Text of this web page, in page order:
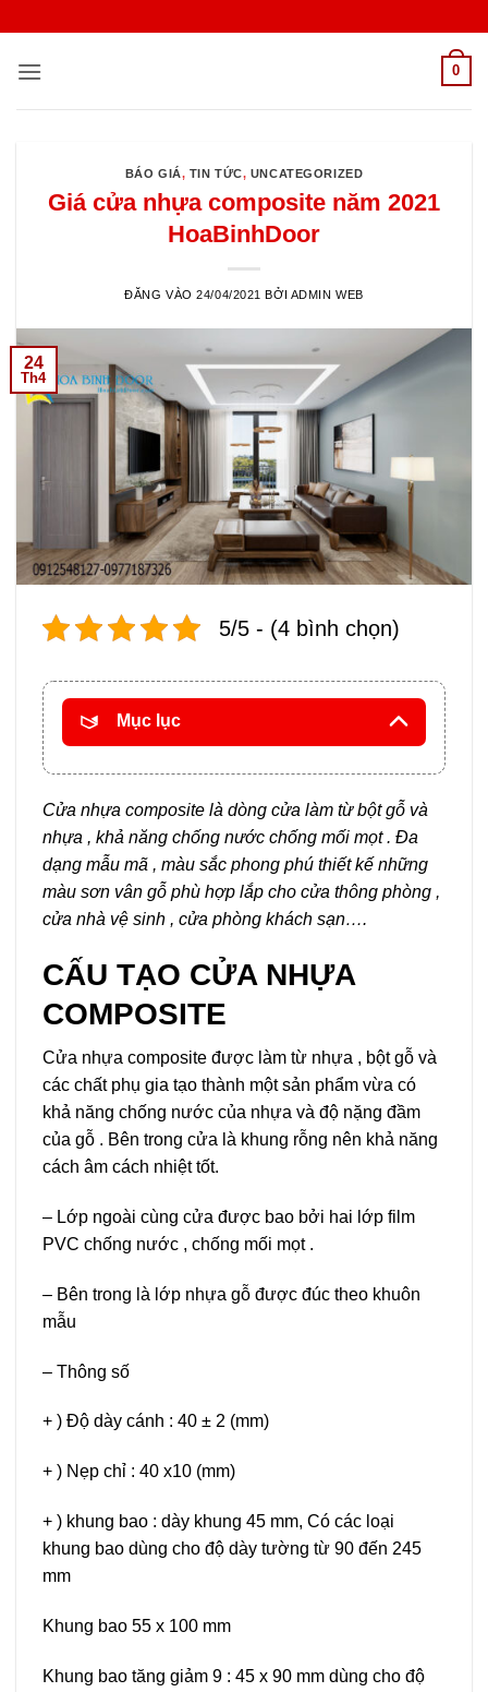
nội
0
BÁO GIÁ, TIN TỨC, UNCATEGORIZED
Giá cửa nhựa composite năm 2021
HoaBinhDoor
ĐĂNG VÀO24/04/2021 BỞI ADMIN WEB
24
Th4
5/5 - (4 bình chọn)
Mục lục
Cửa nhựa composite là dòng cửa làm từ bột gỗ và
nhựa , khả năng chống nước chống mối mọt . Đa
dạng mẫu mã , màu sắc phong phú thiết kế những
màu sơn vân gỗ phù hợp lắp cho cửa thông phòng ,
cửa nhà vệ sinh , cửa phòng khách sạn….
CẤU TẠO CỬA NHỰA
COMPOSITE
Cửa nhựa composite được làm từ nhựa , bột gỗ và
các chất phụ gia tạo thành một sản phẩm vừa có
khả năng chống nước của nhựa và độ nặng đầm
của gỗ . Bên trong cửa là khung rỗng nên khả năng
cách âm cách nhiệt tốt.
– Lớp ngoài cùng cửa được bao bởi hai lớp film
PVC chống nước , chống mối mọt .
– Bên trong là lớp nhựa gỗ được đúc theo khuôn
mẫu
– Thông số
+ ) Độ dày cánh : 40 ± 2 (mm)
+ ) Nẹp chỉ : 40 x10 (mm)
+ ) khung bao : dày khung 45 mm, Có các loại
khung bao dùng cho độ dày tường từ 90 đến 245
mm
Khung bao 55 x 100 mm
Khung bao tăng giảm 9 : 45 x 90 mm dùng cho độ